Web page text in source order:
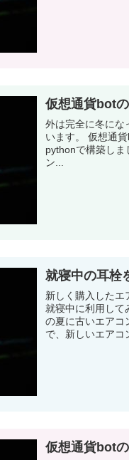
仮想通貨bot
外は完全に冬にな
います。 仮想通
pythonで構築しま
ン...
就寝中の耳栓
新しく購入したエ
就寝中に利用して
の夏に古いエアコ
で、新しいエアコ
仮想通貨bot